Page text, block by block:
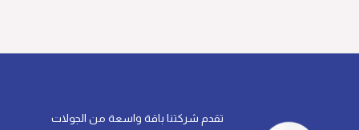
تقدم شركتنا باقة واسعة من الجولات